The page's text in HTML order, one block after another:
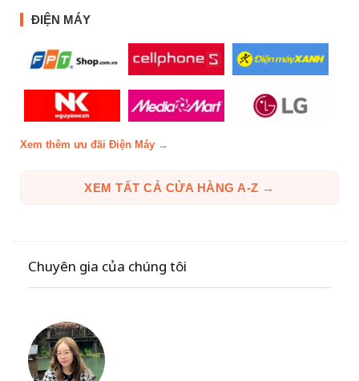
ĐIỆN MÁY
Xem thêm ưu đãi Điện Máy →
XEM TẤT CẢ CỬA HÀNG A-Z →
Chuyên gia của chúng tôi